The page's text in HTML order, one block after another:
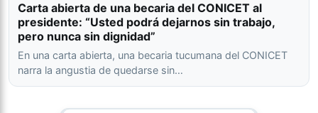
Carta abierta de una becaria del CONICET al
presidente: “Usted podrá dejarnos sin trabajo,
pero nunca sin dignidad”
En una carta abierta, una becaria tucumana del CONICET
narra la angustia de quedarse sin…